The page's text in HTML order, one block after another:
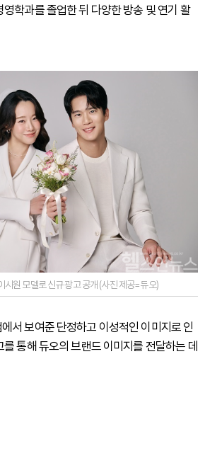
학과를 졸업한 뒤 다양한 방송 및 연기 활
시원 모델로 신규 광고 공개 (사진 제공=듀오)
서 보여준 단정하고 이성적인 이미지로 인
통해 듀오의 브랜드 이미지를 전달하는 데